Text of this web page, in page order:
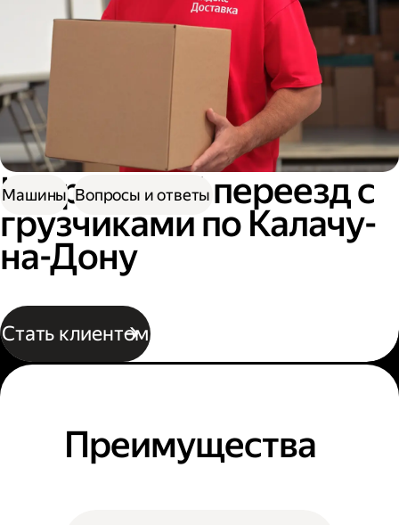
Квартирный переезд с
грузчиками по Калачу-
на-Дону
Стать клиентом
Машины Вопросы и ответы
Преимущества